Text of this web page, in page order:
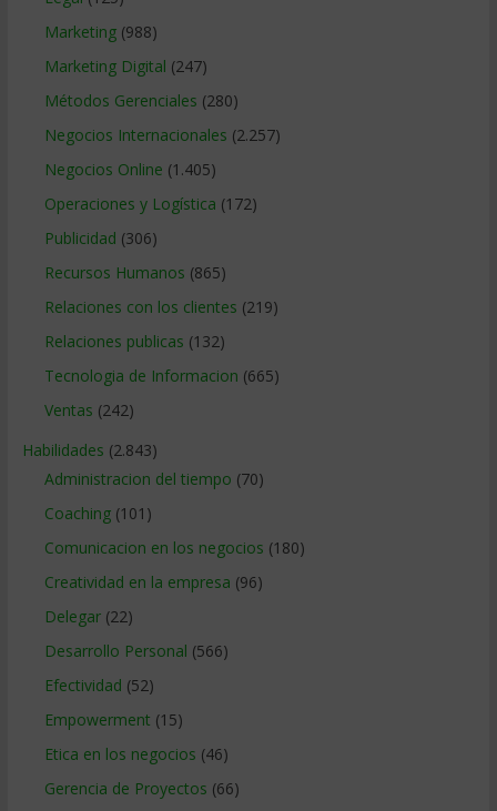
Marketing(988)
Marketing Digital (247)
Métodos Gerenciales (280)
Negocios Internacionales (2.257)
Negocios Online (1.405)
Operaciones y Logística (172)
Publicidad (306)
Recursos Humanos (865)
Relaciones con los clientes (219)
Relaciones publicas (132)
Tecnologia de Informacion (665)
Ventas (242)
Habilidades (2.843)
Administracion del tiempo (70)
Coaching(101)
Comunicacion en los negocios (180)
Creatividad en la empresa (96)
Delegar(22)
Desarrollo Personal (566)
Efectividad (52)
Empowerment (15)
Etica en los negocios (46)
Gerencia de Proyectos (66)